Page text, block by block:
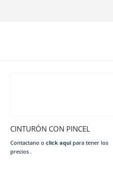
CINTURÓN CON PINCEL
Contactano o click aquipara tener los
precios .